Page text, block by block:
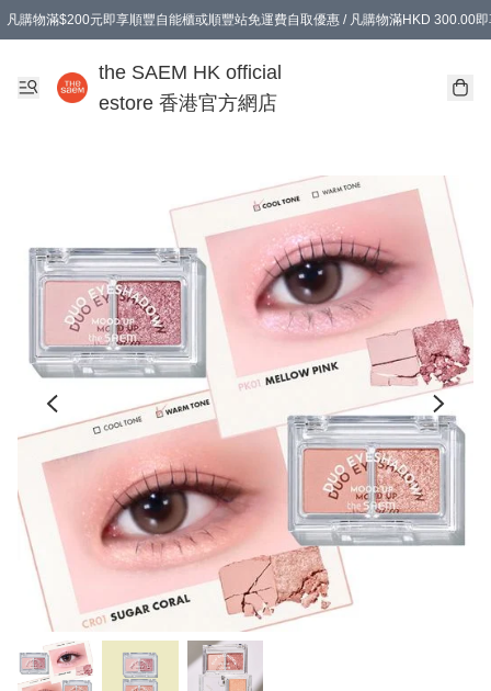
凡購物滿$200元即享順豐自能櫃或順豐站免運費自取優惠 / 凡購物滿HKD 300.00
the SAEM HK official
estore 香港官方網店